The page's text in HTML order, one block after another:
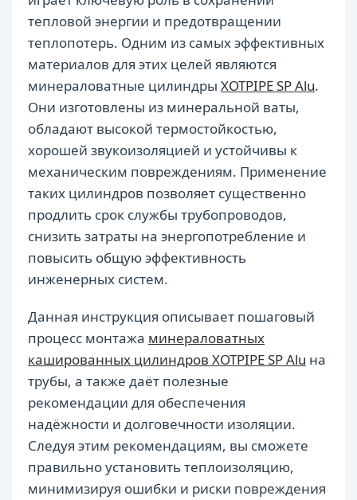
тепловой энергии и предотвращении
теплопотерь. Одним из самых эффективных
материалов для этих целей являются
минераловатные цилиндры XOTPIPE SP Alu.
Они изготовлены из минеральной ваты,
обладают высокой термостойкостью,
хорошей звукоизоляцией и устойчивы к
механическим повреждениям. Применение
таких цилиндров позволяет существенно
продлить срок службы трубопроводов,
снизить затраты на энергопотребление и
повысить общую эффективность
инженерных систем.
Данная инструкция описывает пошаговый
процесс монтажа минераловатных
кашированных цилиндров XOTPIPE SP Alu на
трубы, а также даёт полезные
рекомендации для обеспечения
надёжности и долговечности изоляции.
Следуя этим рекомендациям, вы сможете
правильно установить теплоизоляцию,
минимизируя ошибки и риски повреждения